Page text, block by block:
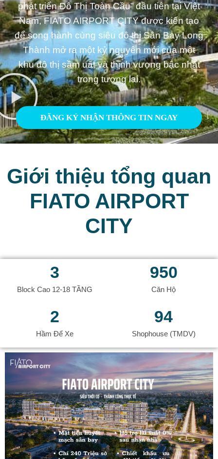
phát triển Đô Thị Toàn Cầu” đầu tiên tại Việt
Nam, FIATO AIRPORT CITY được kiến tạo
để song hành cùng siêu đô thị Sân Bay Long
Thành mở ra một kỷ nguyên mới của một
khu đô thị sầm uất và thịnh vượng bậc nhất
trong tương lai.
ĐĂNG KÝ NHẬN THÔNG TIN NGAY
Giới thiệu tổng quan
FIATO AIRPORT
CITY
Block Cao 12-18 TẦNG
3
Căn Hộ
950
Hầm Để Xe
2
Shophouse (TMDV)
94